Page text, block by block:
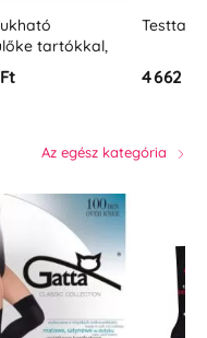
korrektor
130°,
36
Az egész kategória